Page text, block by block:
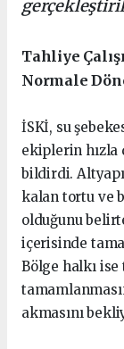
Tahliye
Normale
İSKİ, su
ekiplerin hızla
bildirdi.
kalan tortu ve
olduğunu
içerisinde
Bölge halkı ise
akmasını